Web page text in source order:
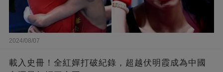
2024/08/07
載入史冊！全紅嬋打破紀錄，超越伏明霞成為中國